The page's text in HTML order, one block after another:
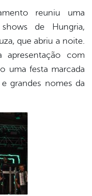
reuniu uma
de Hungria,
que abriu a noite.
apresentação com
uma festa marcada
grandes nomes da